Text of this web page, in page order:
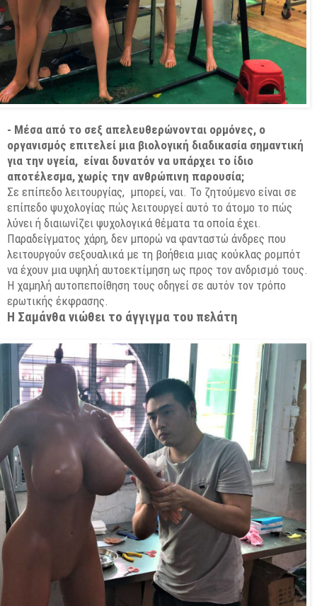
- Μέσα από το σεξ απελευθερώνονται ορμόνες, ο
οργανισμός επιτελεί μια βιολογική διαδικασία σημαντική
για την υγεία, είναι δυνατόν να υπάρχει το ίδιο
αποτέλεσμα, χωρίς την ανθρώπινη παρουσία;
Σε επίπεδο λειτουργίας, μπορεί, ναι. Το ζητούμενο είναι σε
επίπεδο ψυχολογίας πώς λειτουργεί αυτό το άτομο το πώς
λύνει ή διαιωνίζει ψυχολογικά θέματα τα οποία έχει.
Παραδείγματος χάρη, δεν μπορώ να φανταστώ άνδρες που
λειτουργούν σεξουαλικά με τη βοήθεια μιας κούκλας ρομπότ
να έχουν μια υψηλή αυτοεκτίμηση ως προς τον ανδρισμό τους.
Η χαμηλή αυτοπεποίθηση τους οδηγεί σε αυτόν τον τρόπο
ερωτικής έκφρασης.
Η Σαμάνθα νιώθει το άγγιγμα του πελάτη